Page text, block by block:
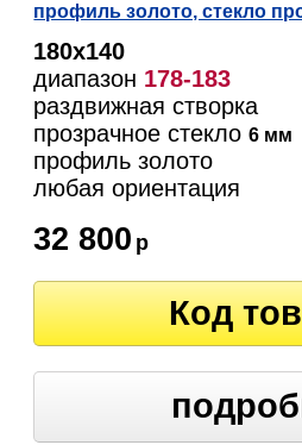
профиль золото, стекло
180х140
диапазон 178-183
раздвижная створка
прозрачное стекло6 мм
профиль золото
любая ориентация
32 800 р
Код